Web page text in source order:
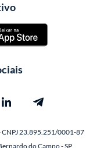
CNPJ 23.895.251/0001-87
do Campo - SP